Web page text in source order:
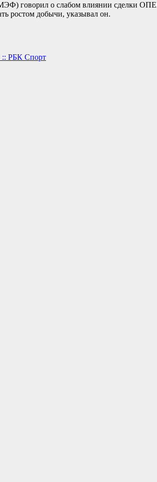
говорил о слабом влиянии сделки
ростом добычи, указывал он.
:: РБК Спорт